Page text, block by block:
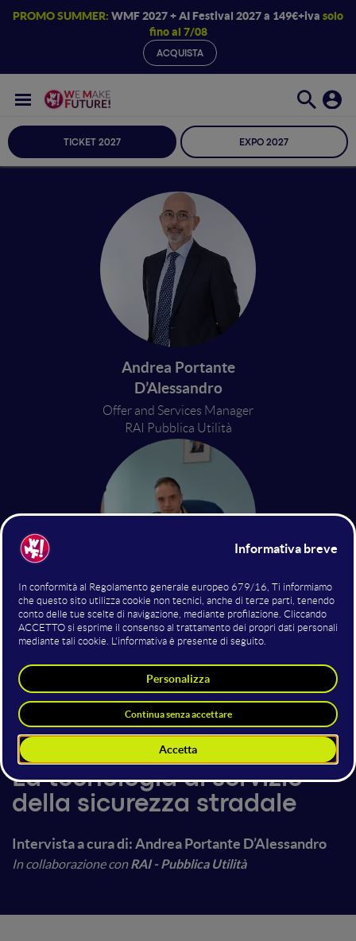
PROMO SUMMER: WMF 2027 + AI Festival 2027 a 149€+iva solo
fino al 7/08
ACQUISTA
TICKET 2027 EXPO 2027
Andrea Portante
D’Alessandro
Offer and Services Manager
RAI Pubblica Utilità
Andrea Concas
Deputy Police Commissioner and
Parma Traffic Police Section.
15 giugno 202410:40 - 11:00
Environmental Transformation
La tecnologia al servizio
della sicurezza stradale
Intervista a cura di: Andrea Portante D’Alessandro
In collaborazione conRAI - Pubblica Utilità